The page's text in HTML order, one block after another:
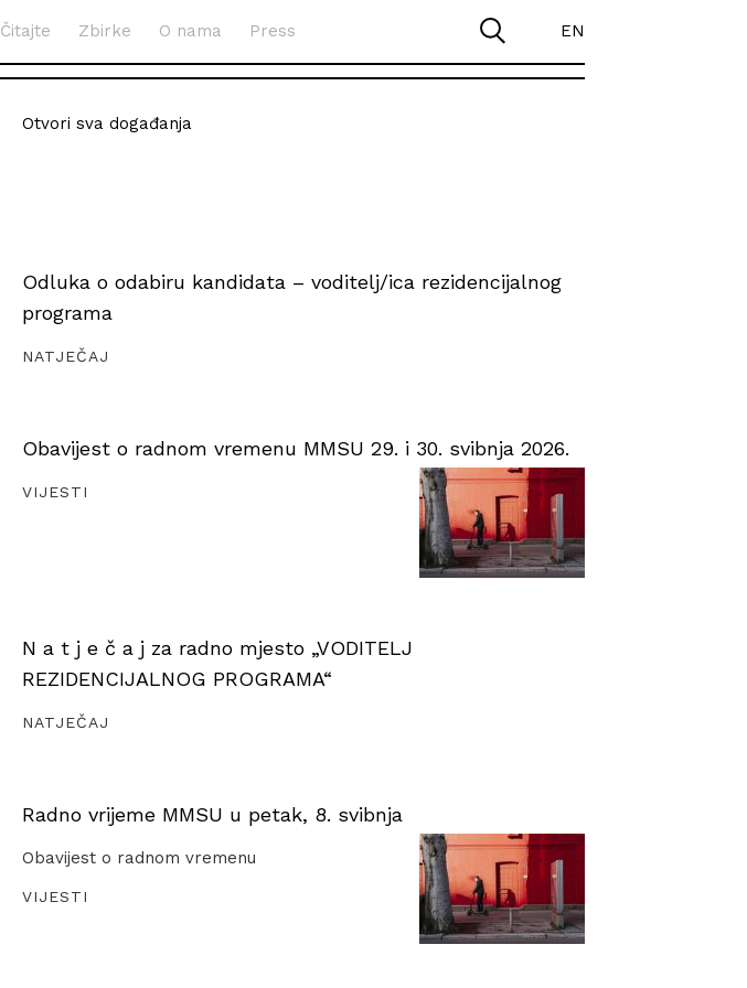
Čitajte Zbirke O nama Press EN
Otvori sva događanja
Odluka o odabiru kandidata – voditelj/ica rezidencijalnog
programa
NATJEČAJ
Obavijest o radnom vremenu MMSU 29. i 30. svibnja 2026.
VIJESTI
N a t j e č a j za radno mjesto „VODITELJ
REZIDENCIJALNOG PROGRAMA“
NATJEČAJ
Radno vrijeme MMSU u petak, 8. svibnja
Obavijest o radnom vremenu
VIJESTI